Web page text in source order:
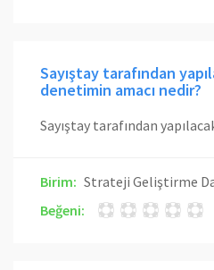
Sayıştay tarafından
denetimin amacı nedir?
Birim: Strateji Geliştirme
Beğeni: